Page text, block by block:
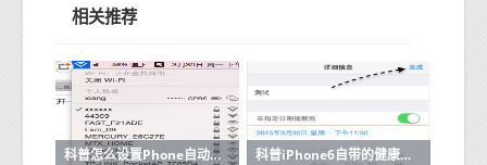
相关推荐
科普怎么设置Phone自动删信息节省手机内存及苹果iOS8 Handoff功能使用教程 科普iPhone6自带的健康软件怎么把英里换成公里及苹果iOS8系统提醒事项怎么删除